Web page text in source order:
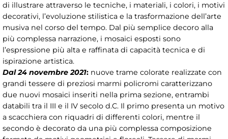
di illustrare attraverso le tecniche, i materiali, i colori, i motivi
decorativi, l’evoluzione stilistica e la trasformazione dell’arte
musiva nel corso del tempo. Dal più semplice decoro alla
più complessa narrazione, i mosaici esposti sono
l’espressione più alta e raffinata di capacità tecnica e di
ispirazione artistica.
Dal 24 novembre 2021: nuove trame colorate realizzate con
grandi tessere di preziosi marmi policromi caratterizzano
due nuovi mosaici inseriti nella prima sezione, entrambi
databili tra il III e il IV secolo d.C. Il primo presenta un motivo
a scacchiera con riquadri di differenti colori, mentre il
secondo è decorato da una più complessa composizione